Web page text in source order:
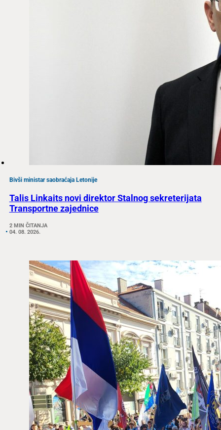
Bivši ministar saobraćaja Letonije
Talis Linkaits novi direktor Stalnog sekreterijata
Transportne zajednice
2 MIN ČITANJA
04. 08. 2026.